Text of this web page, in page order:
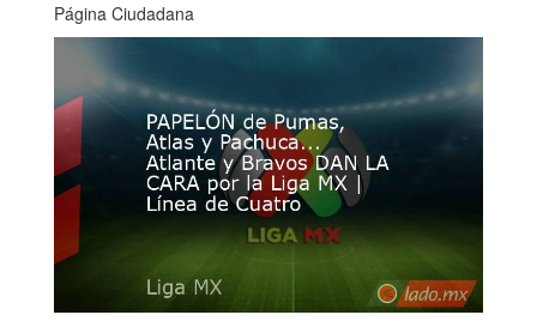
Página Ciudadana